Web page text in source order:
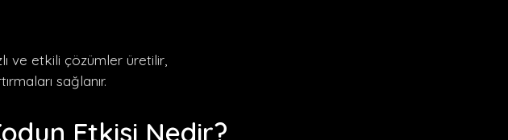
ve etkili çözümler üretilir,
sağlanır.
Etkisi Nedir?